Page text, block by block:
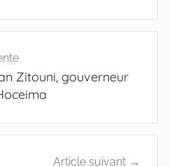
Zitouni, gouverneur
Article suivant